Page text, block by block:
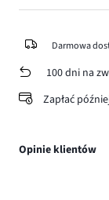
Darmowa
100 dni na
Zapłać
Opinie klientów